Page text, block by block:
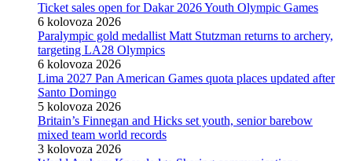
Ticket sales open for Dakar 2026 Youth Olympic Games
6 kolovoza 2026
Paralympic gold medallist Matt Stutzman returns to archery,
targeting LA28 Olympics
6 kolovoza 2026
Lima 2027 Pan American Games quota places updated after
Santo Domingo
5 kolovoza 2026
Britain’s Finnegan and Hicks set youth, senior barebow
mixed team world records
3 kolovoza 2026